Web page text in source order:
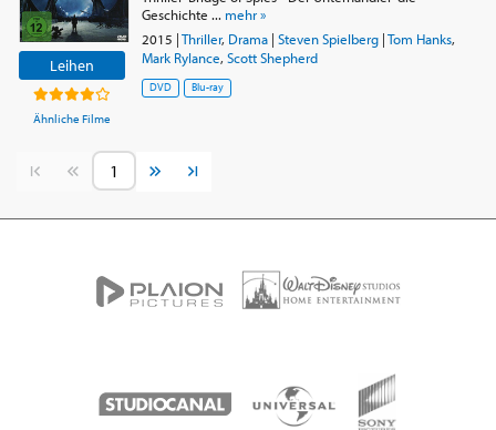
Leihen
Ähnliche Filme
Geschichte ... mehr »
2015 |Thriller, Drama| Steven Spielberg|Tom Hanks,
Mark Rylance, Scott Shepherd
DVD Blu-ray
Vorherige SeiteNächste Seite